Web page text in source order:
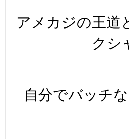
アメカジの王道
クシ
自分でバッチ